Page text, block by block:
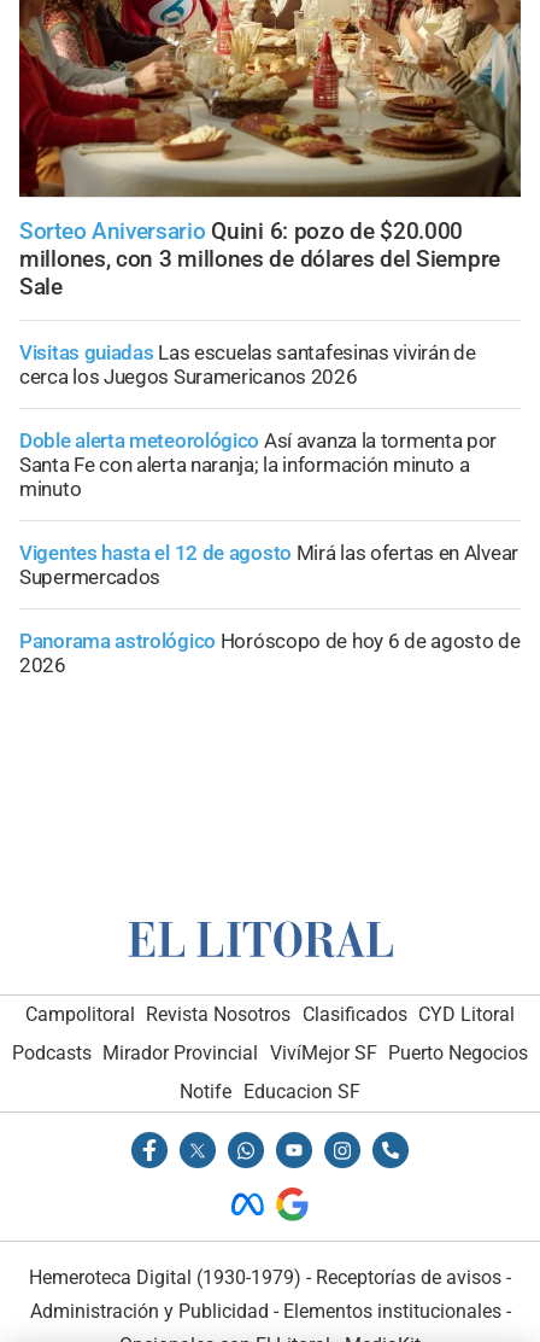
Sorteo Aniversario Quini 6: pozo de $20.000
millones, con 3 millones de dólares del Siempre
Sale
Visitas guiadas Las escuelas santafesinas vivirán de
cerca los Juegos Suramericanos 2026
Doble alerta meteorológico Así avanza la tormenta por
Santa Fe con alerta naranja; la información minuto a
minuto
Vigentes hasta el 12 de agosto Mirá las ofertas en Alvear
Supermercados
Panorama astrológico Horóscopo de hoy 6 de agosto de
2026
Campolitoral Revista Nosotros Clasificados CYD Litoral
Podcasts Mirador Provincial VivíMejor SF Puerto Negocios
Notife Educacion SF
Hemeroteca Digital (1930-1979) - Receptorías de avisos -
Administración y Publicidad - Elementos institucionales-